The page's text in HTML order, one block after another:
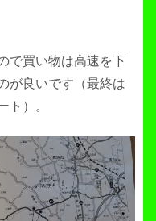
で買い物は高速を下
が良いです（最終は
ト）。